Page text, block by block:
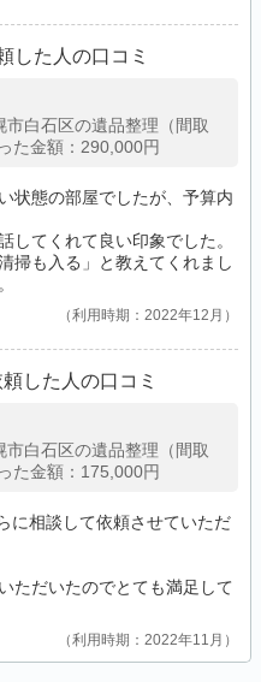
した人の口コミ
白石区の遺品整理（間取
た金額：290,000円
状態の部屋でしたが、予算内
してくれて良い印象でした。
掃も入る」と教えてくれまし
利用時期：2022年12月
した人の口コミ
白石区の遺品整理（間取
た金額：175,000円
に相談して依頼させていただ
ただいたのでとても満足して
利用時期：2022年11月